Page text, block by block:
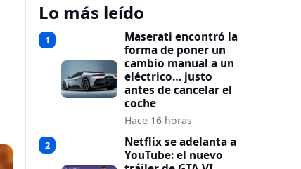
Lo más leído
1
Maserati encontró la
forma de poner un
cambio manual a un
eléctrico… justo
antes de cancelar el
coche
Hace 16 horas
2
Netflix se adelanta a
YouTube: el nuevo